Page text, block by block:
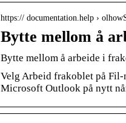
https:// documentation.help ›
Bytte mellom å
Bytte mellom å arbeide i
Velg Arbeid frakoblet på Fil-
Microsoft Outlook på nytt